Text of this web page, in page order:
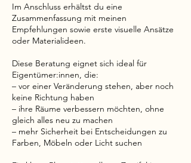
Im Anschluss erhältst du eine
Zusammenfassung mit meinen
Empfehlungen sowie erste visuelle Ansätze
oder Materialideen.
Diese Beratung eignet sich ideal für
Eigentümer:innen, die:
– vor einer Veränderung stehen, aber noch
keine Richtung haben
– ihre Räume verbessern möchten, ohne
gleich alles neu zu machen
– mehr Sicherheit bei Entscheidungen zu
Farben, Möbeln oder Licht suchen